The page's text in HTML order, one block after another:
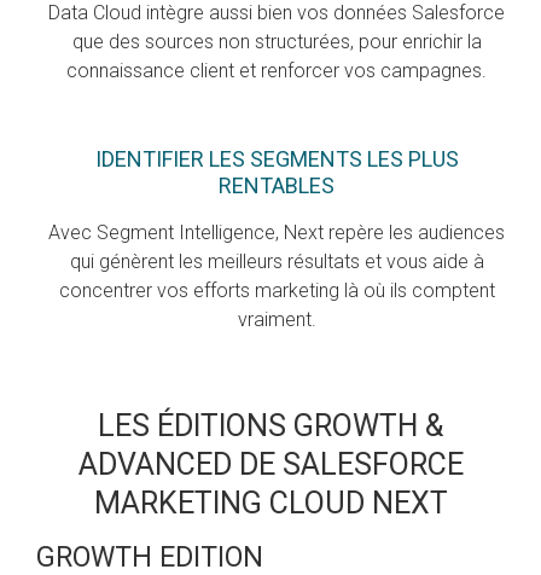
Data Cloud intègre aussi bien vos données Salesforce
que des sources non structurées, pour enrichir la
connaissance client et renforcer vos campagnes.
IDENTIFIER LES SEGMENTS LES PLUS
RENTABLES
Avec Segment Intelligence, Next repère les audiences
qui génèrent les meilleurs résultats et vous aide à
concentrer vos efforts marketing là où ils comptent
vraiment.
LES ÉDITIONS GROWTH &
ADVANCED DE SALESFORCE
MARKETING CLOUD NEXT
GROWTH EDITION